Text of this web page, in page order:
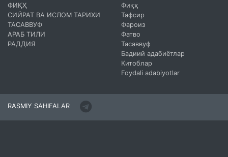
ФИҚҲ
СИЙРАТ ВА ИСЛОМ ТАРИХИ
ТАСАВВУФ
АРАБ ТИЛИ
РАДДИЯ
Фиқҳ
Тафсир
Фароиз
Фатво
Тасаввуф
Бадиий адабиётлар
Китоблар
Foydali adabiyotlar
RASMIY SAHIFALAR